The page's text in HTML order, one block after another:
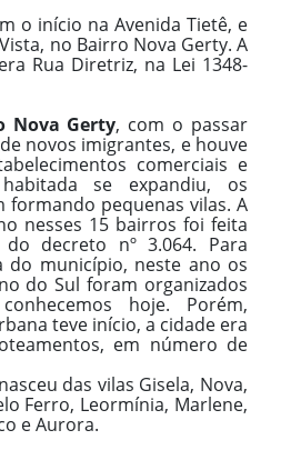
o início na Avenida Tietê, e
no Bairro Nova Gerty. A
Rua Diretriz, na Lei 1348-
Nova Gerty, com o passar
novos imigrantes, e houve
comerciais e
se expandiu, os
formando pequenas vilas. A
nesses 15 bairros foi feita
decreto nº 3.064. Para
município, neste ano os
do Sul foram organizados
hoje. Porém,
teve início, a cidade era
em número de
das vilas Gisela, Nova,
Ferro, Leormínia, Marlene,
e Aurora.